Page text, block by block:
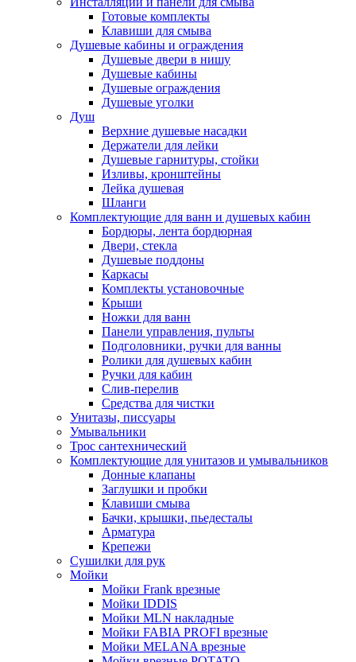
Готовые комплекты
Клавиши для смыва
Душевые кабины и ограждения
Душевые двери в нишу
Душевые кабины
Душевые ограждения
Душевые уголки
Душ
Верхние душевые насадки
Держатели для лейки
Душевые гарнитуры, стойки
Изливы, кронштейны
Лейка душевая
Шланги
Комплектующие для ванн и душевых кабин
Бордюры, лента бордюрная
Двери, стекла
Душевые поддоны
Каркасы
Комплекты установочные
Крыши
Ножки для ванн
Панели управления, пульты
Подголовники, ручки для ванны
Ролики для душевых кабин
Ручки для кабин
Слив-перелив
Средства для чистки
Унитазы, писсуары
Умывальники
Трос сантехнический
Комплектующие для унитазов и умывальников
Донные клапаны
Заглушки и пробки
Клавиши смыва
Бачки, крышки, пьедесталы
Арматура
Крепежи
Сушилки для рук
Мойки
Мойки Frank врезные
Мойки IDDIS
Мойки MLN накладные
Мойки FABIA PROFI врезные
Мойки MELANA врезные